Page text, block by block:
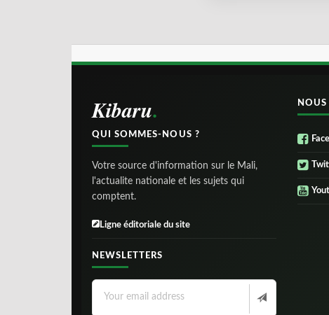
Kibaru
QUI SOMMES-NOUS ?
Votre source d'information sur le Mali,
l'actualite nationale et les sujets qui
comptent.
Ligne éditoriale du site
NEWSLETTERS
NOUS